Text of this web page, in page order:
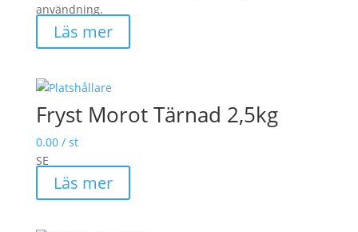
användning.
Läs mer
Fryst Morot Tärnad 2,5kg
0.00/ st
SE
Läs mer